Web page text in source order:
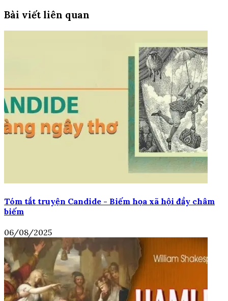
Bài viết liên quan
Tóm tắt truyện Candide - Biếm họa xã hội đầy châm
biếm
06/08/2025